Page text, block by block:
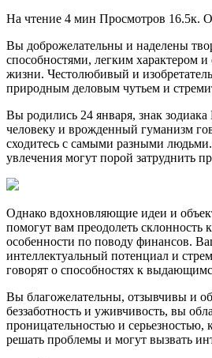
На чтение 4 мин Просмотров 16.5к.
Вы доброжелательны и наделены
способностями, легким характером
жизни. Честолюбивый и
природным деловым чутьем и
Вы родились 24 января, знак
человеку и врожденный гуманизм
сходитесь с самыми разными
увлечения могут порой затруднить
Однако вдохновляющие идеи и
помогут вам преодолеть склонность
особенности по поводу финансов.
интеллектуальный потенциал и
говорят о способностях к
Вы благожелательны, отзывчивы и
беззаботность и уживчивость, вы
проницательностью и серьезностью,
решать проблемы и могут вызвать